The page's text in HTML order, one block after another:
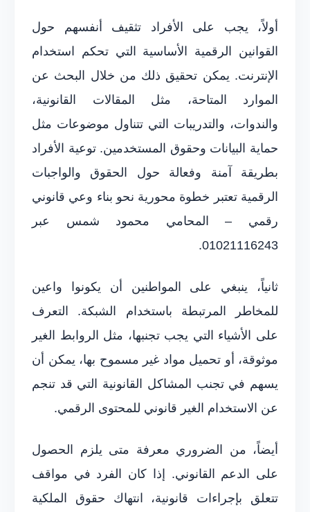
أولاً، يجب على الأفراد تثقيف أنفسهم حول
القوانين الرقمية الأساسية التي تحكم استخدام
الإنترنت. يمكن تحقيق ذلك من خلال البحث عن
الموارد المتاحة، مثل المقالات القانونية،
والندوات، والتدريبات التي تتناول موضوعات مثل
حماية البيانات وحقوق المستخدمين. توعية الأفراد
بطريقة آمنة وفعالة حول الحقوق والواجبات
الرقمية تعتبر خطوة محورية نحو بناء وعي قانوني
رقمي – المحامي محمود شمس عبر
01021116243.
ثانياً، ينبغي على المواطنين أن يكونوا واعين
للمخاطر المرتبطة باستخدام الشبكة. التعرف
على الأشياء التي يجب تجنبها، مثل الروابط الغير
موثوقة، أو تحميل مواد غير مسموح بها، يمكن أن
يسهم في تجنب المشاكل القانونية التي قد تنجم
عن الاستخدام الغير قانوني للمحتوى الرقمي.
أيضاً، من الضروري معرفة متى يلزم الحصول
على الدعم القانوني. إذا كان الفرد في مواقف
تتعلق بإجراءات قانونية، انتهاك حقوق الملكية